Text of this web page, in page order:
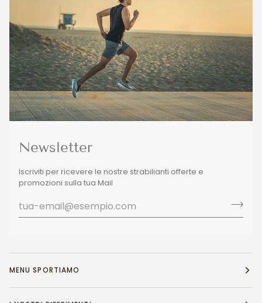
Newsletter
Iscriviti per ricevere le nostre strabilianti offerte e
promozioni sulla tua Mail
MENU SPORTIAMO